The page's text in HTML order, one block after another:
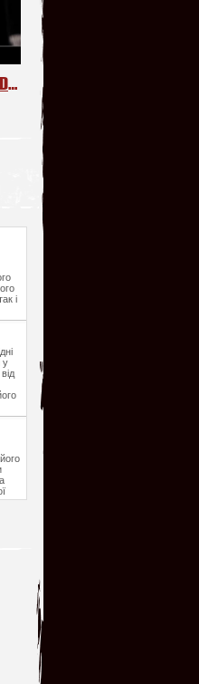
Денис Грищук – «Za Daleko». The Voice Kids Poland 6